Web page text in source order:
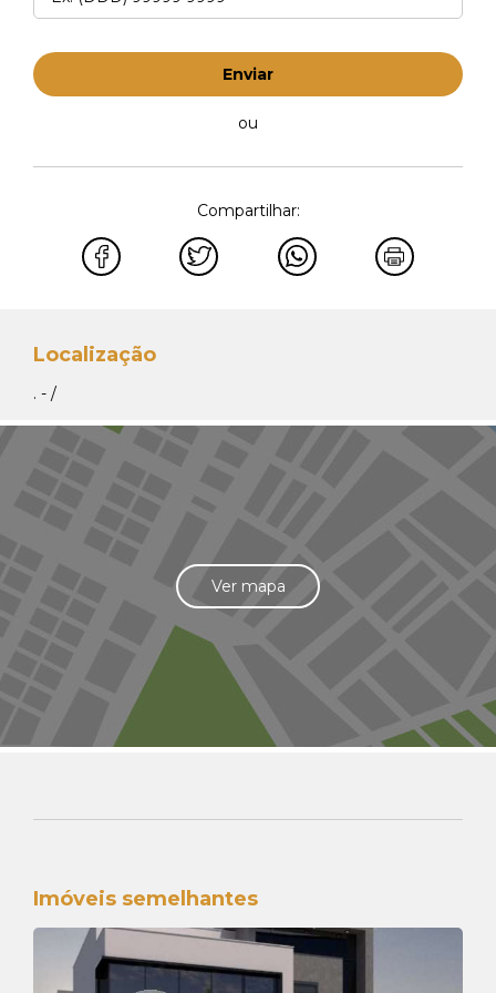
Enviar
ou
Compartilhar:
Localização
. - /
Ver mapa
Imóveis semelhantes